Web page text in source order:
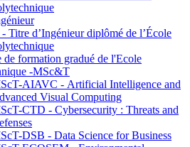
Titre d’Ingénieur diplômé de l’École
de formation gradué de l'Ecole
-MSc&T
AIAVC - Artificial Intelligence and
Visual Computing
CTD - Cybersecurity : Threats and
DSB - Data Science for Business